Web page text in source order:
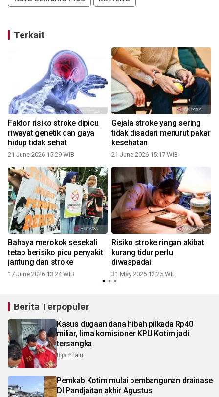
Terkait
Faktor risiko stroke dipicu
riwayat genetik dan gaya
hidup tidak sehat
21 June 2026 15:29 WIB
Gejala stroke yang sering
tidak disadari menurut pakar
kesehatan
21 June 2026 15:17 WIB
Bahaya merokok sesekali
tetap berisiko picu penyakit
jantung dan stroke
17 June 2026 13:24 WIB
Risiko stroke ringan akibat
kurang tidur perlu
diwaspadai
31 May 2026 12:25 WIB
Berita Terpopuler
Kasus dugaan dana hibah pilkada Rp40
miliar, lima komisioner KPU Kotim jadi
tersangka
8 jam lalu
Pemkab Kotim mulai pembangunan drainase
DI Pandjaitan akhir Agustus